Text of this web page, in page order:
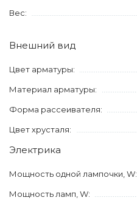
Вес:
Внешний вид
Цвет арматуры:
Материал арматуры:
Форма рассеивателя:
Цвет хрусталя:
Электрика
Мощность одной лампочки, W:
Мощность ламп, W: